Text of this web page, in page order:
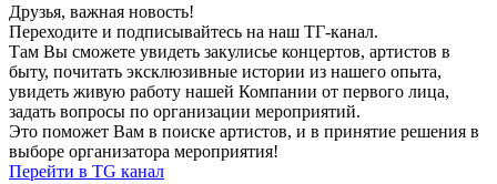
Друзья, важная новость!
Переходите и подписывайтесь на наш ТГ-канал.
Там Вы сможете увидеть закулисье концертов, артистов в
быту, почитать эксклюзивные истории из нашего опыта,
увидеть живую работу нашей Компании от первого лица,
задать вопросы по организации мероприятий.
Это поможет Вам в поиске артистов, и в принятие решения в
выборе организатора мероприятия!
Перейти в TG канал